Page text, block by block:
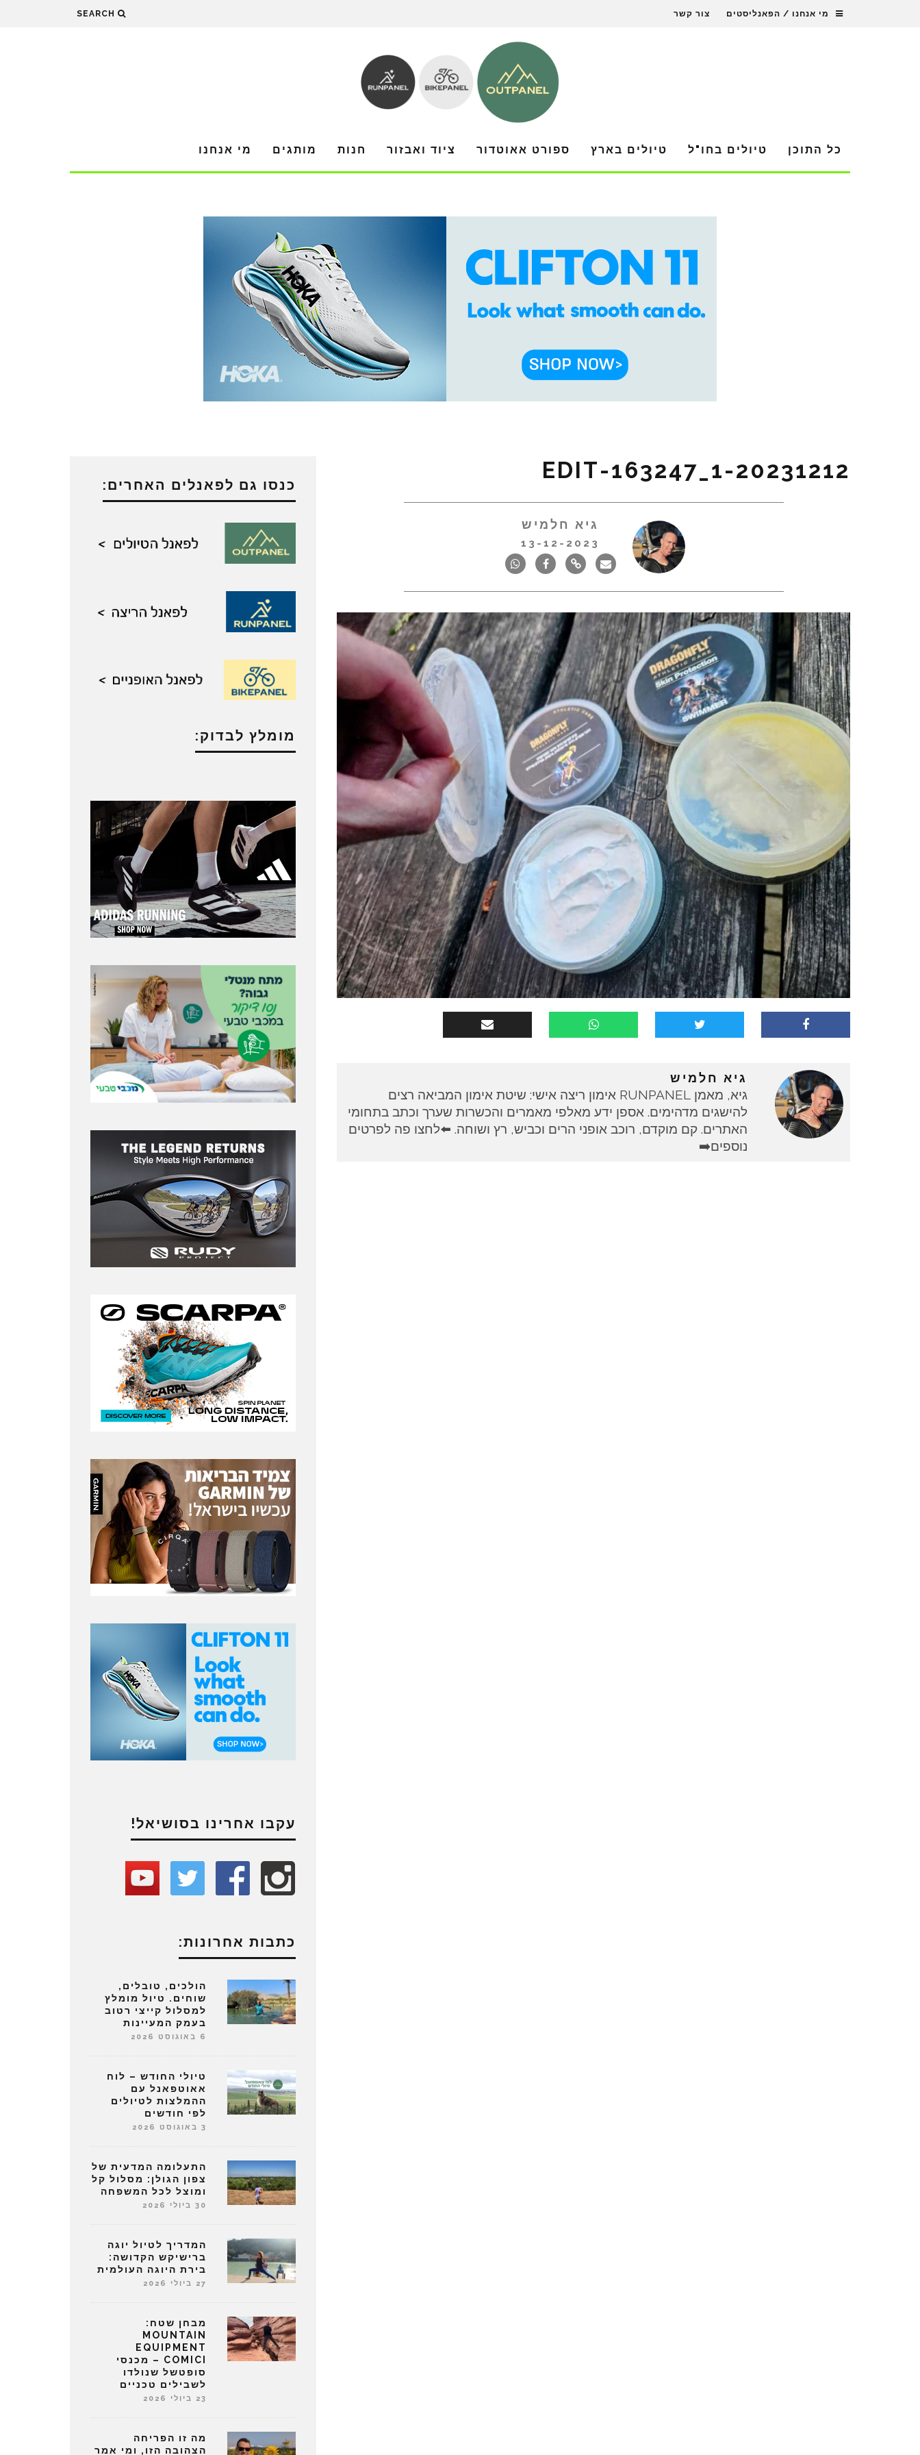
מי אנחנו / הפאנליסטים צור קשר SEARCH
כל התוכן טיולים בחו"ל טיולים בארץ ספורט אאוטדור ציוד ואבזור חנות מותגים מי אנחנו
1-20231212_163247-EDIT
גיא חלמיש
13-12-2023
גיא חלמיש
גיא, מאמן RUNPANEL אימון ריצה אישי: שיטת אימון המביאה רצים
להישגים מדהימים. אספן ידע מאלפי מאמרים והכשרות שערך וכתב בתחומי
האתרים. קם מוקדם, רוכב אופני הרים וכביש, רץ ושוחה. ⬅️לחצו פה לפרטים
נוספים➡️
כנסו גם לפאנלים האחרים:
מומלץ לבדוק:
עקבו אחרינו בסושיאל!
כתבות אחרונות:
הולכים, טובלים,
שוחים. טיול מומלץ
למסלול קייצי רטוב
בעמק המעיינות
6 באוגוסט 2026
טיולי החודש – לוח
אאוטפאנל עם
ההמלצות לטיולים
לפי חודשים
3 באוגוסט 2026
התעלומה המדעית של
צפון הגולן: מסלול קל
ומוצל לכל המשפחה
30 ביולי 2026
המדריך לטיול יוגה
ברישיקש הקדושה:
בירת היוגה העולמית
27 ביולי 2026
מבחן שטח:
MOUNTAIN
EQUIPMENT
COMICI – מכנסי
סופטשל שנולדו
לשבילים טכניים
23 ביולי 2026
מה זו הפריחה
הצהובה הזו, ומי אמר